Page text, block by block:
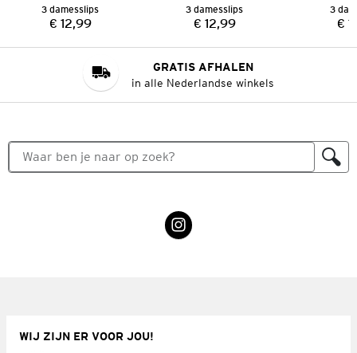
3 damesslips
Prijs:
€ 12,99
3 damesslips
Prijs:
€ 12,99
3
€
GRATIS AFHALEN
in alle Nederlandse winkels
WIJ ZIJN ER VOOR JOU!